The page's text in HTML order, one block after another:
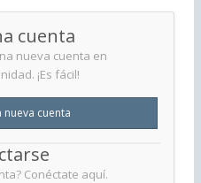
cuenta
nueva cuenta en
¡Es fácil!
nueva cuenta
Conéctate aquí.